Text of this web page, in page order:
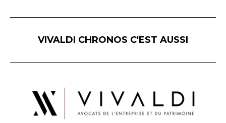
VIVALDI CHRONOS C'EST AUSSI